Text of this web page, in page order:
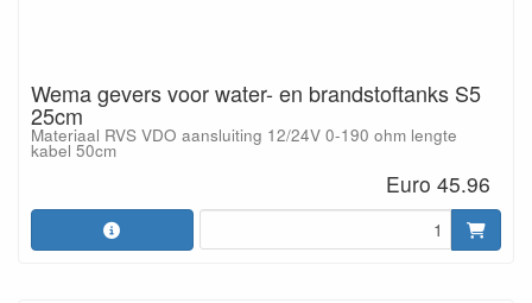
Wema gevers voor water- en brandstoftanks S5
25cm
Materiaal RVS VDO aansluiting 12/24V 0-190 ohm lengte
kabel 50cm
Euro 45.96